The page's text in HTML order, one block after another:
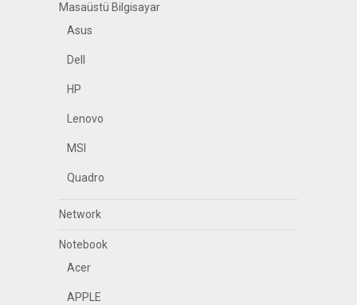
Masaüstü Bilgisayar
Asus
Dell
HP
Lenovo
MSI
Quadro
Network
Notebook
Acer
APPLE